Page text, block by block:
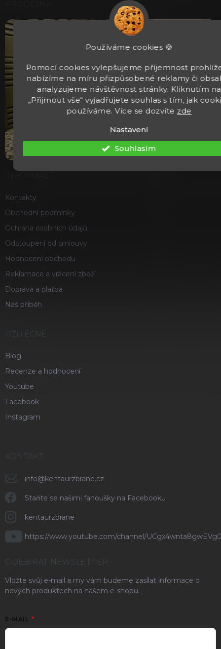
Používáme cookies 🍪
Pomocí cookies vylepšujeme příjemnost
nabízíme na míru přizpůsobené reklamy či
analyzujeme návštěvnost stránky. Kliknutím na
„Přijmout vše“ vyjadřujete souhlas s tím, jak
používáme. Více se dozvíte zde
Nastavení
Souhlasím
Kontakty
Obchodní podmínky
Ochrana osobních údajů
Odstoupení od smlouvy
Hodnocení obchodu
Reklamace a vrácení zboží
Doprava a platba
Náš příběh
UŽITEČNÉ
Blog
Recenze a hodnocení
Youtube
Facebook
Instagram
KONTAKT
info@kentaurzbrane.cz
Staňte se našimi fanoušky na Facebooku
kentaurzbrane
https://www.youtube.com/channel/
ODEBÍRAT NEWSLETTER
Vložte svůj e-mail a my vám budeme zasílat informace o
nových produktech na našem e-shopu.
E-MAIL